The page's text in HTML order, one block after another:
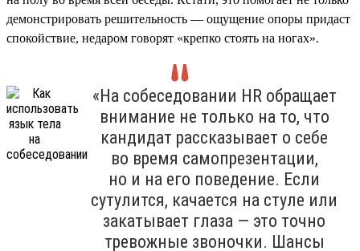
демонстрировать решительность — ощущение опоры придаст
спокойствие, недаром говорят «крепко стоять на ногах».
«На собеседовании HR обращает
внимание не только на то, что
кандидат рассказывает о себе
во время самопрезентации,
но и на его поведение. Если
сутулится, качается на стуле или
закатывает глаза — это точно
тревожные звоночки. Шансы